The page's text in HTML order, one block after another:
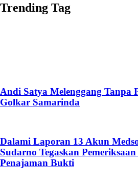
Trending Tag
Andi Satya Melenggang Tanpa
Golkar Samarinda
Dalami Laporan 13 Akun
Sudarno Tegaskan
Penajaman Bukti